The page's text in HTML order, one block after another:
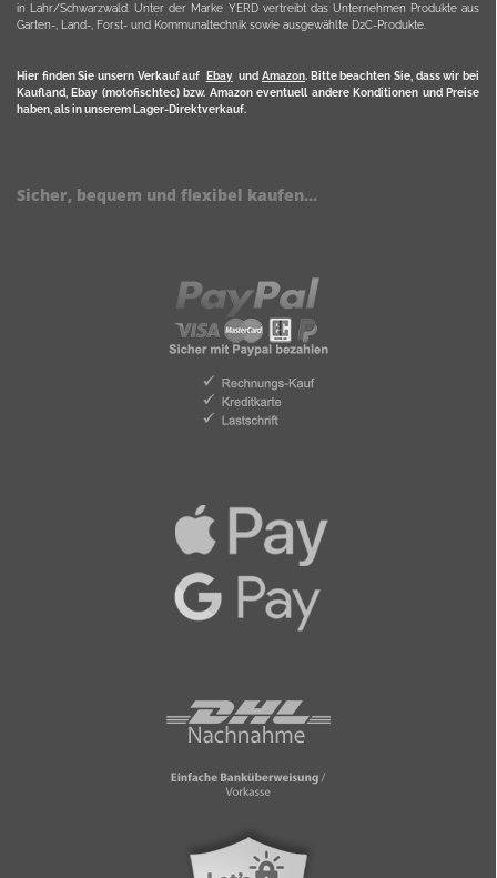
in Lahr/Schwarzwald. Unter der Marke YERD vertreibt das Unternehmen Produkte aus
Garten-, Land-, Forst- und Kommunaltechnik sowie ausgewählte D2C-Produkte.
Hier finden Sie unsern Verkauf auf Ebayund Amazon. Bitte beachten Sie, dass wir bei
Kaufland, Ebay (motofischtec) bzw. Amazon eventuell andere Konditionen und Preise
haben, als in unserem Lager-Direktverkauf.
Sicher, bequem und flexibel kaufen...